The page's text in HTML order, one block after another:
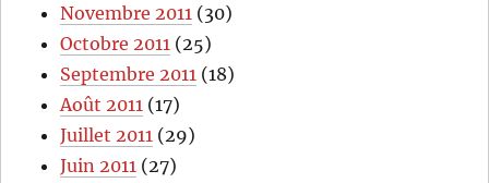
Novembre 2011 (30)
Octobre 2011 (25)
Septembre 2011 (18)
Août 2011 (17)
Juillet 2011 (29)
Juin 2011 (27)